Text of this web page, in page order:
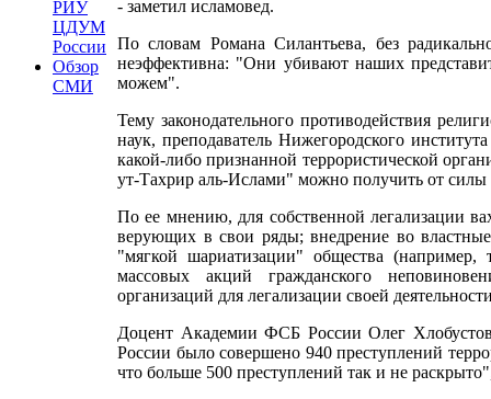
РИУ
ЦДУМ
России
Обзор
СМИ
- заметил исламовед.
По словам Романа Силантьева, без
неэффективна: "Они убивают наших
можем".
Тему законодательного противодействия
наук, преподаватель Нижегородского
какой-либо признанной террористической
ут-Тахрир аль-Ислами" можно получить от силы
По ее мнению, для собственной легализации
верующих в свои ряды; внедрение во
"мягкой шариатизации" общества (например,
массовых акций гражданского
организаций для легализации своей
Доцент Академии ФСБ России Олег Хлобустов
России было совершено 940 преступлений
что больше 500 преступлений так и не